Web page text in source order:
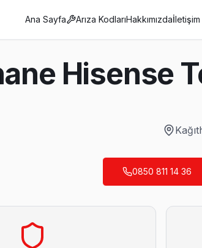
Mahalle Hisense TV Servis
TV arızaları için sık bizi tercih ediyor: şeffaf
Ana Sayfa Arıza KodlarıHakkımızdaİletişim
Hisense
0850 811 14 36